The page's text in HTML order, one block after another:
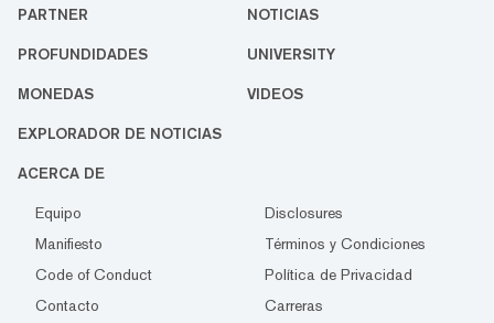
PARTNER NOTICIAS
PROFUNDIDADES UNIVERSITY
MONEDAS VIDEOS
EXPLORADOR DE NOTICIAS
ACERCA DE
Equipo
Disclosures
Manifiesto
Términos y Condiciones
Code of Conduct
Política de Privacidad
Contacto
Carreras